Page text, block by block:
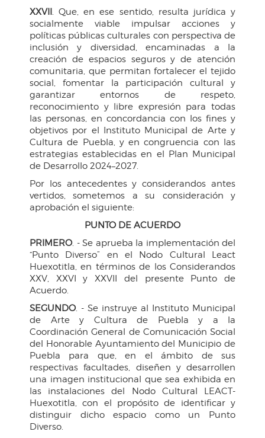
XXVII . Que, en ese sentido, resulta jurídica y
socialmente viable impulsar acciones y
políticas públicas culturales con perspectiva de
inclusión y diversidad, encaminadas a la
creación de espacios seguros y de atención
comunitaria, que permitan fortalecer el tejido
social, fomentar la participación cultural y
garantizar entornos de respeto,
reconocimiento y libre expresión para todas
las personas, en concordancia con los fines y
objetivos por el Instituto Municipal de Arte y
Cultura de Puebla, y en congruencia con las
estrategias establecidas en el Plan Municipal
de Desarrollo 2024–2027.
Por los antecedentes y considerandos antes
vertidos, sometemos a su consideración y
aprobación el siguiente:
PUNTO DE ACUERDO
PRIMERO. - Se aprueba la implementación del
“Punto Diverso” en el Nodo Cultural Leact
Huexotitla, en términos de los Considerandos
XXV, XXVI y XXVII del presente Punto de
Acuerdo.
SEGUNDO. - Se instruye al Instituto Municipal
de Arte y Cultura de Puebla y a la
Coordinación General de Comunicación Social
del Honorable Ayuntamiento del Municipio de
Puebla para que, en el ámbito de sus
respectivas facultades, diseñen y desarrollen
una imagen institucional que sea exhibida en
las instalaciones del Nodo Cultural LEACT-
Huexotitla, con el propósito de identificar y
distinguir dicho espacio como un Punto
Diverso.